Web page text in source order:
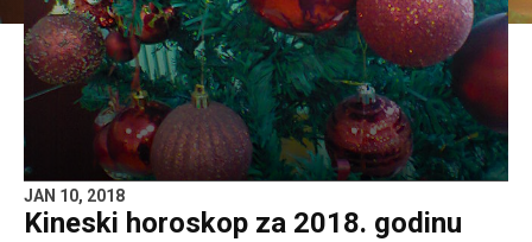
JAN 10, 2018
Kineski horoskop za 2018. godinu